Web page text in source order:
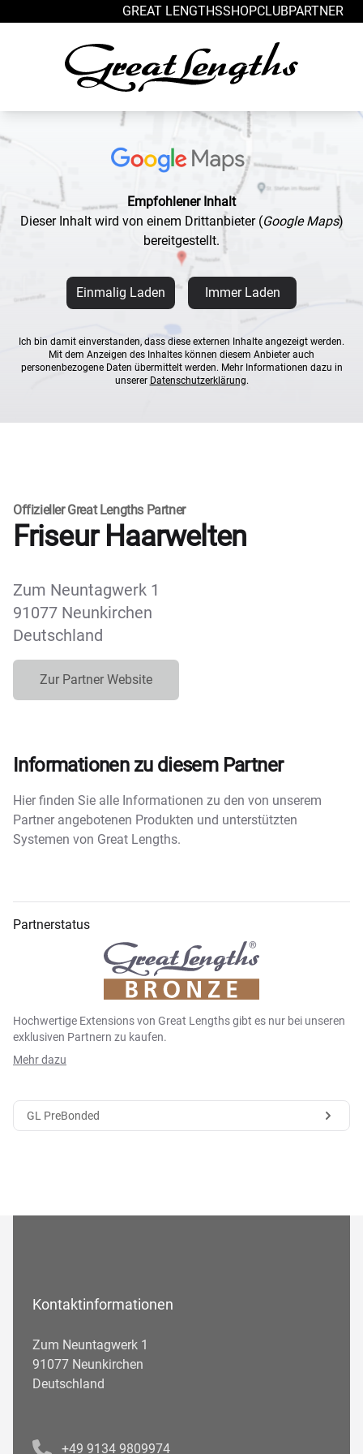
GREAT LENGTHSSHOPCLUBPARTNER
Empfohlener Inhalt
Dieser Inhalt wird von einem Drittanbieter (Google Maps)
bereitgestellt.
Einmalig Laden Immer Laden
Ich bin damit einverstanden, dass diese externen Inhalte angezeigt werden.
Mit dem Anzeigen des Inhaltes können diesem Anbieter auch
personenbezogene Daten übermittelt werden. Mehr Informationen dazu in
unserer Datenschutzerklärung.
Offizieller Great Lengths Partner
Friseur Haarwelten
Zum Neuntagwerk 1
91077 Neunkirchen
Deutschland
Zur Partner Website
Informationen zu diesem Partner
Hier finden Sie alle Informationen zu den von unserem
Partner angebotenen Produkten und unterstützten
Systemen von Great Lengths.
Partnerstatus
Hochwertige Extensions von Great Lengths gibt es nur bei unseren
exklusiven Partnern zu kaufen.
Mehr dazu
GL PreBonded
Kontaktinformationen
Zum Neuntagwerk 1
91077 Neunkirchen
Deutschland
+49 9134 9809974